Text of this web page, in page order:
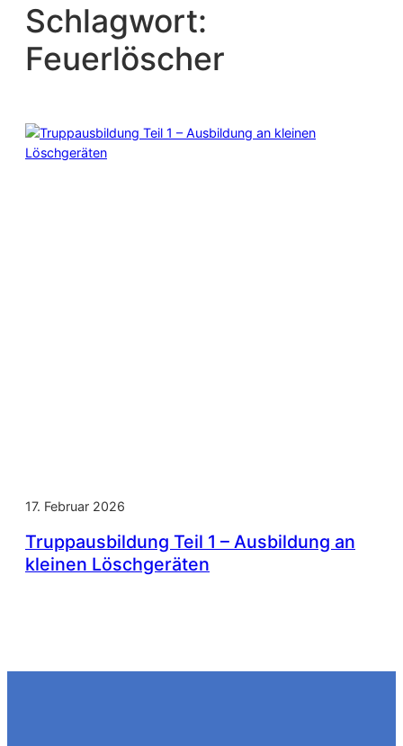
Schlagwort:
Feuerlöscher
17. Februar 2026
Truppausbildung Teil 1 – Ausbildung an
kleinen Löschgeräten